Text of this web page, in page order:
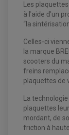
BOUGIE
FILTRE A
OUTILLAGE
PRODUIT
Les
à l'aide d'un
“la
Celles-ci
la marque
scooters du
freins
plaquettes de
La
plaquettes
mordant, de
friction à